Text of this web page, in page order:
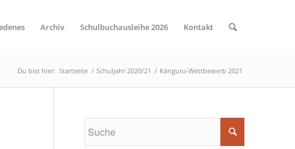
Archiv Schulbuchausleihe 2026 Kontakt
Du bist hier: Startseite / Schuljahr 2020/21 / Känguru-Wettbewerb 2021